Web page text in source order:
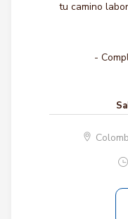
tu camino
-